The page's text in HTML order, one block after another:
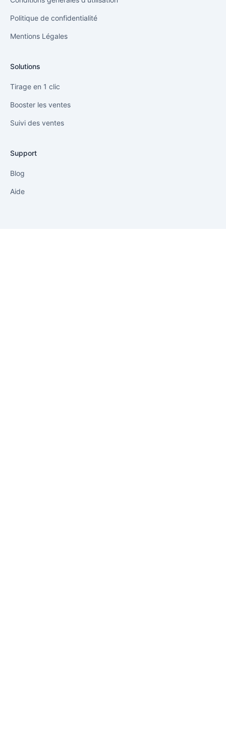
Politique de confidentialité
Mentions Légales
Solutions
Tirage en 1 clic
Booster les ventes
Suivi des ventes
Support
Blog
Aide